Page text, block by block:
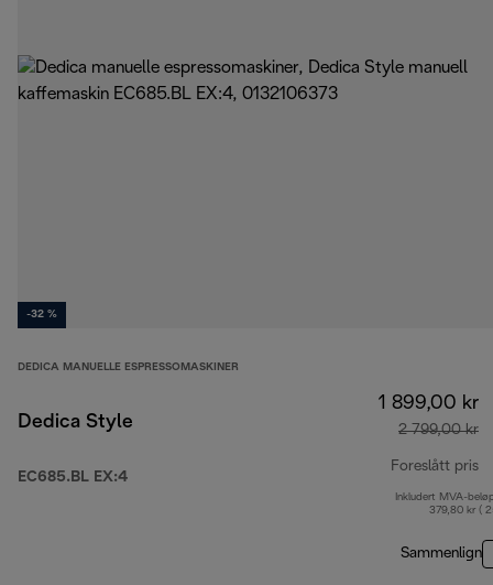
-32 %
DEDICA MANUELLE ESPRESSOMASKINER
Dedica Style
EC685.BL EX:4
1 899,00 kr
2 799,00 kr
Foreslått pris
Inkludert MVA-
379,80 kr (
Sammenlign